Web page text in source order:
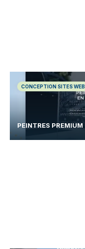
CONCEPTION SITES WEB
PEINTRES PREMIUM